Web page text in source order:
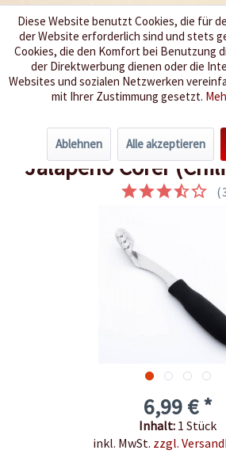
Wir würzen Ihr
Menü
Übersicht Frische Chilis
Jalapeno Corer
(
6,99 € *
Inhalt: 1 Stück
inkl. MwSt. zzgl.
Diese Website benutzt Cookies, die für
der Website erforderlich sind und stets
Cookies, die den Komfort bei Benutzung
der Direktwerbung dienen oder die
Websites und sozialen Netzwerken
mit Ihrer Zustimmung gesetzt.
Ablehnen Alle akzeptieren